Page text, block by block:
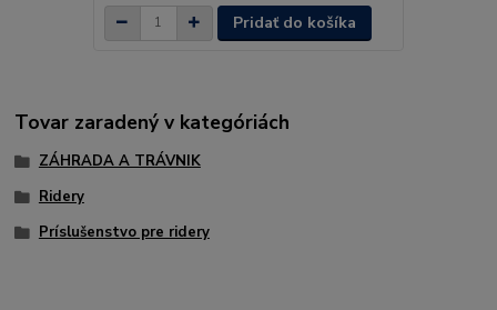
Pridať do košíka
Tovar zaradený v kategóriách
ZÁHRADA A TRÁVNIK
Ridery
Príslušenstvo pre ridery